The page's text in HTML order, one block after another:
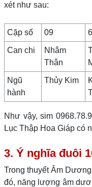
xét như sau:
Cặp số 09
Can chi
Nhâm
Thân
Ngũ
hành
Thủy Kim
Như vậy, sim
Lục Thập Hoa Giáp có
3. Ý nghĩa đuôi
Trong thuyết Âm
đó, năng lượng âm